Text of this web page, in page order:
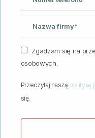
Zgadzam się na
osobowych.
Przeczytaj naszą politykę
się.